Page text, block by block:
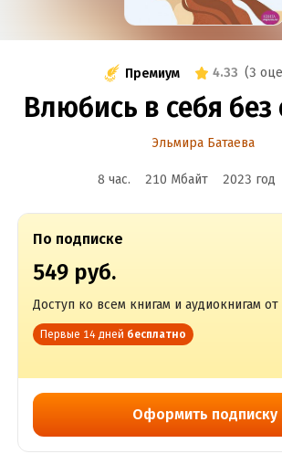
Премиум 4.33 (3
Влюбись в себя без
Эльмира Батаева
8 час. 210 Мбайт 2023 год
По подписке
549 руб.
Доступ ко всем книгам и аудиокнигам
Первые 14 дней бесплатно
Оформить подписку